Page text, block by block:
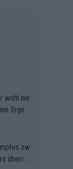
wohl nie
Ergeb
zw
überras